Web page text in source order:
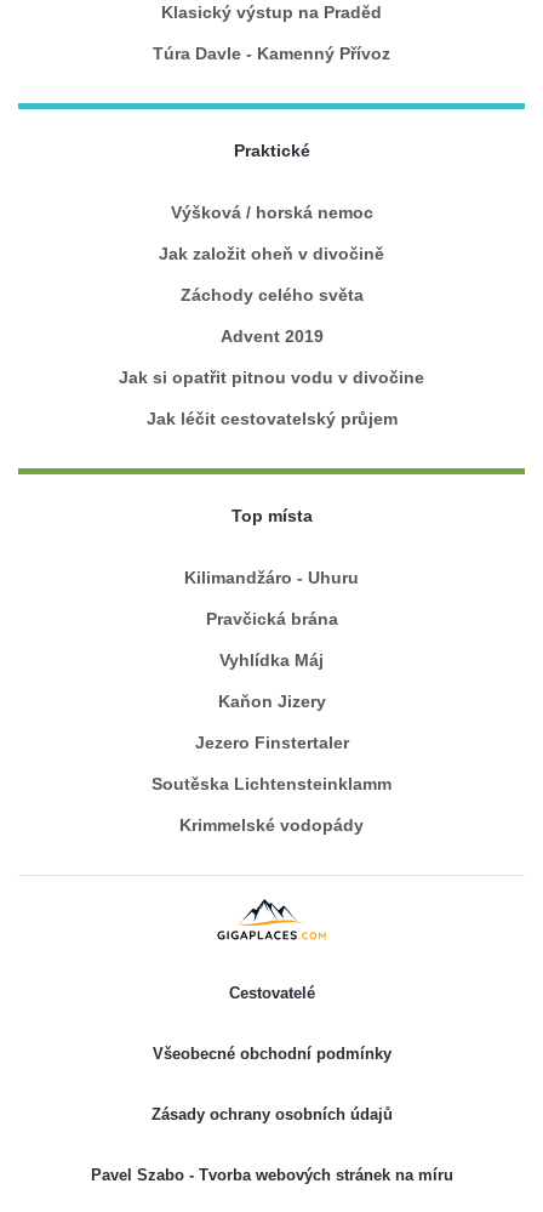
Klasický výstup na Praděd
Túra Davle - Kamenný Přívoz
Praktické
Výšková / horská nemoc
Jak založit oheň v divočině
Záchody celého světa
Advent 2019
Jak si opatřit pitnou vodu v divočine
Jak léčit cestovatelský průjem
Top místa
Kilimandžáro - Uhuru
Pravčická brána
Vyhlídka Máj
Kaňon Jizery
Jezero Finstertaler
Soutěska Lichtensteinklamm
Krimmelské vodopády
Cestovatelé
Všeobecné obchodní podmínky
Zásady ochrany osobních údajů
Pavel Szabo - Tvorba webových stránek na míru